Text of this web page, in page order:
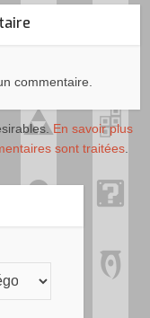
commentaire.
En savoir plus
sont traitées